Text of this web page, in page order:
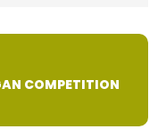
COMPETITION